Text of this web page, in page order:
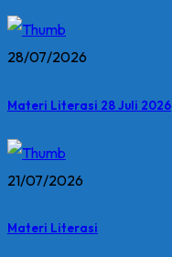
28/07/2026
Materi Literasi 28 Juli 2026
21/07/2026
Materi Literasi